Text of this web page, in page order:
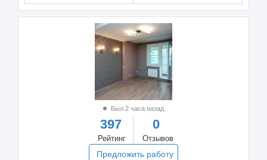
Был 2 часа назад
397
Рейтинг
0
Отзывов
Предложить работу